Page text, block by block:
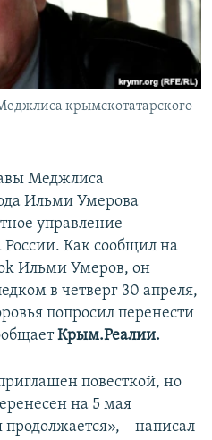
крымскотатарского
Меджлиса
Ильми Умерова
управление
России. Как сообщил на
Ильми Умеров, он
в четверг 30 апреля,
попросил перенести
Крым.Реалии.
повесткой, но
на 5 мая
– написал